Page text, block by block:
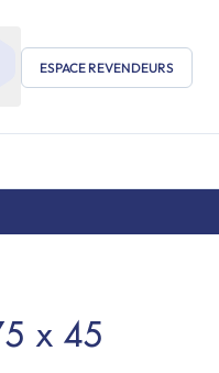
ESPACE REVENDEURS
x 45